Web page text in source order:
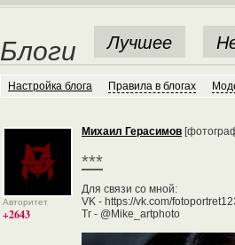
Блоги Лучшее
Настройка блога Правила в блогах
Авторитет
+2643
Михаил Герасимов
***
Для связи со мной:
VK - https://vk.com/
Тг - @Mike_artphoto